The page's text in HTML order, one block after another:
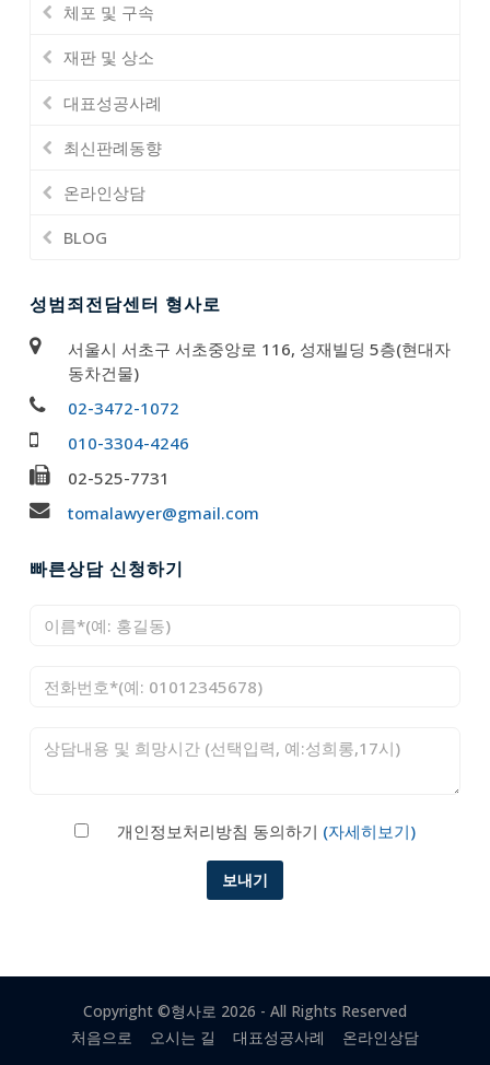
체포 및 구속
재판 및 상소
대표성공사례
최신판례동향
온라인상담
BLOG
성범죄전담센터 형사로
서울시 서초구 서초중앙로 116, 성재빌딩 5층(현대자
동차건물)
02-3472-1072
010-3304-4246
02-525-7731
tomalawyer@gmail.com
빠른상담 신청하기
개인정보처리방침 동의하기 (자세히보기)
Copyright ©형사로 2026 - All Rights Reserved
처음으로
오시는 길 대표성공사례 온라인상담